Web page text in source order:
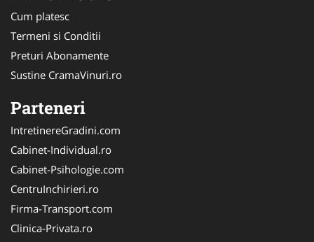
Cum platesc
Termeni si Conditii
Preturi Abonamente
Sustine CramaVinuri.ro
Parteneri
IntretinereGradini.com
Cabinet-Individual.ro
Cabinet-Psihologie.com
CentruInchirieri.ro
Firma-Transport.com
Clinica-Privata.ro